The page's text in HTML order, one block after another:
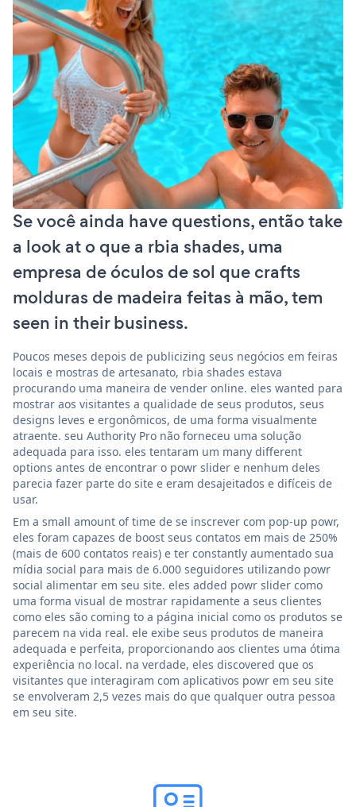
Se você ainda have questions, então take
a look at o que a rbia shades, uma
empresa de óculos de sol que crafts
molduras de madeira feitas à mão, tem
seen in their business.
Poucos meses depois de publicizing seus negócios em feiras
locais e mostras de artesanato, rbia shades estava
procurando uma maneira de vender online. eles wanted para
mostrar aos visitantes a qualidade de seus produtos, seus
designs leves e ergonômicos, de uma forma visualmente
atraente. seu Authority Pro não forneceu uma solução
adequada para isso. eles tentaram um many different
options antes de encontrar o powr slider e nenhum deles
parecia fazer parte do site e eram desajeitados e difíceis de
usar.
Em a small amount of time de se inscrever com pop-up powr,
eles foram capazes de boost seus contatos em mais de 250%
(mais de 600 contatos reais) e ter constantly aumentado sua
mídia social para mais de 6.000 seguidores utilizando powr
social alimentar em seu site. eles added powr slider como
uma forma visual de mostrar rapidamente a seus clientes
como eles são coming to a página inicial como os produtos se
parecem na vida real. ele exibe seus produtos de maneira
adequada e perfeita, proporcionando aos clientes uma ótima
experiência no local. na verdade, eles discovered que os
visitantes que interagiram com aplicativos powr em seu site
se envolveram 2,5 vezes mais do que qualquer outra pessoa
em seu site.